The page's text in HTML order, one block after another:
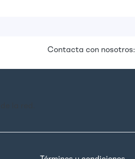
Contacta con nosotros: